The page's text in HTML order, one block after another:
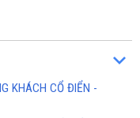
KHÁCH CỔ ĐIỂN -